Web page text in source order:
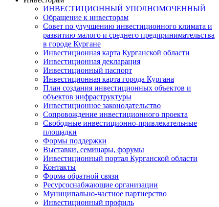
ИНВЕСТИЦИОННЫЙ УПОЛНОМОЧЕННЫЙ
Обращение к инвесторам
Совет по улучшению инвестиционного климата и
развитию малого и среднего предпринимательства
в городе Кургане
Инвестиционная карта Курганской области
Инвестиционная декларация
Инвестиционный паспорт
Инвестиционная карта города Кургана
План создания инвестиционных объектов и
объектов инфраструктуры
Инвестиционное законодательство
Сопровождение инвестиционного проекта
Свободные инвестиционно-привлекательные
площадки
Формы поддержки
Выставки, семинары, форумы
Инвестиционный портал Курганской области
Контакты
Форма обратной связи
Ресурсоснабжающие организации
Муниципально-частное партнерство
Инвестиционный профиль